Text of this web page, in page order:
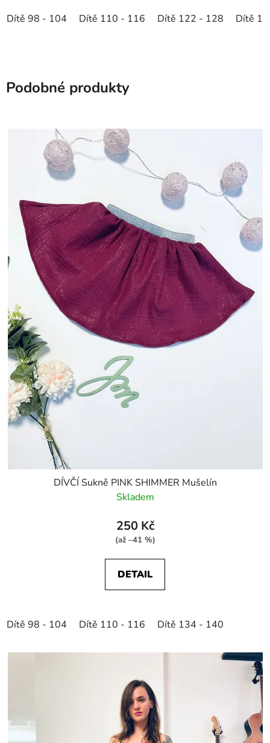
Dítě 98 - 104 Dítě 110 - 116 Dítě 122 - 128 Dítě
Podobné produkty
DÍVČÍ Sukně PINK SHIMMER Mušelín
Skladem
250 Kč
(až –41 %)
DETAIL
Dítě 98 - 104 Dítě 110 - 116 Dítě 134 - 140